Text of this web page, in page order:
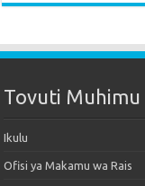
Tovuti Muhimu
Ikulu
Ofisi ya Makamu wa Rais